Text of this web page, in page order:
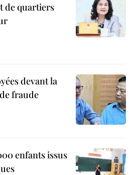
de quartiers
devant la
fraude
enfants issus